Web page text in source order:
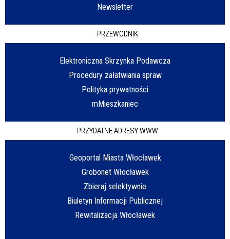
Newsletter
PRZEWODNIK
Elektroniczna Skrzynka Podawcza
Procedury załatwiania spraw
Polityka prywatności
mMieszkaniec
PRZYDATNE ADRESY WWW
Geoportal Miasta Włocławek
Grobonet Włocławek
Zbieraj selektywnie
Biuletyn Informacji Publicznej
Rewitalizacja Włocławek